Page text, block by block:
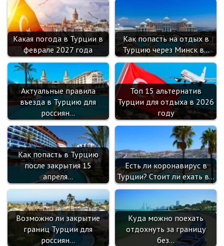
Какая погода в Турции в
феврале 2027 года
Как попасть на отдых в
Турцию через Минск в…
Актуальные правила
въезда в Турцию для
россиян…
Топ 15 альтернатив
Турции для отдыха в 2026
году
Как попасть в Турцию
после закрытия 15
апреля…
Есть ли коронавирус в
Турции? Стоит ли ехать в…
Возможно ли закрытие
границ Турции для
россиян…
Куда можно поехать
отдохнуть за границу
без…